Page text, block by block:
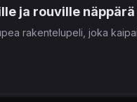
ja rouville
rakentelupeli, joka